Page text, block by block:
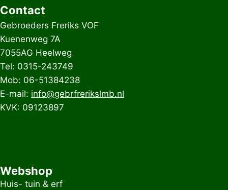
Contact
Gebroeders Freriks VOF
Kuenenweg 7A
7055AG Heelweg
Tel: 0315-243749
Mob: 06-51384238
E-mail: info@gebrfrerikslmb.nl
KVK: 09123897
Webshop
Huis- tuin & erf